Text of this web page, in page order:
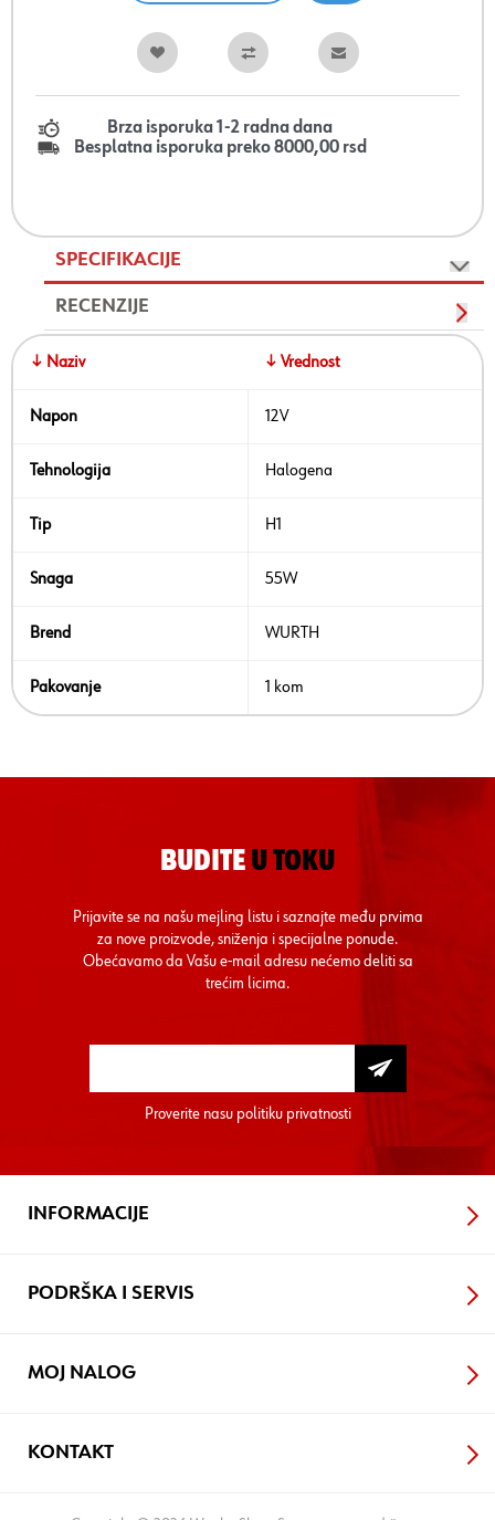
Brza isporuka 1-2 radna dana
Besplatna isporuka preko 8000,00 rsd
SPECIFIKACIJE
RECENZIJE
↓ Naziv ↓ Vrednost
Napon 12V
Tehnologija Halogena
Tip H1
Snaga 55W
Brend WURTH
Pakovanje 1 kom
BUDITE U TOKU
Prijavite se na našu mejling listu i saznajte među prvima
za nove proizvode, sniženja i specijalne ponude.
Obećavamo da Vašu e-mail adresu nećemo deliti sa
trećim licima.
Proverite nasu politiku privatnosti
INFORMACIJE
PODRŠKA I SERVIS
MOJ NALOG
KONTAKT